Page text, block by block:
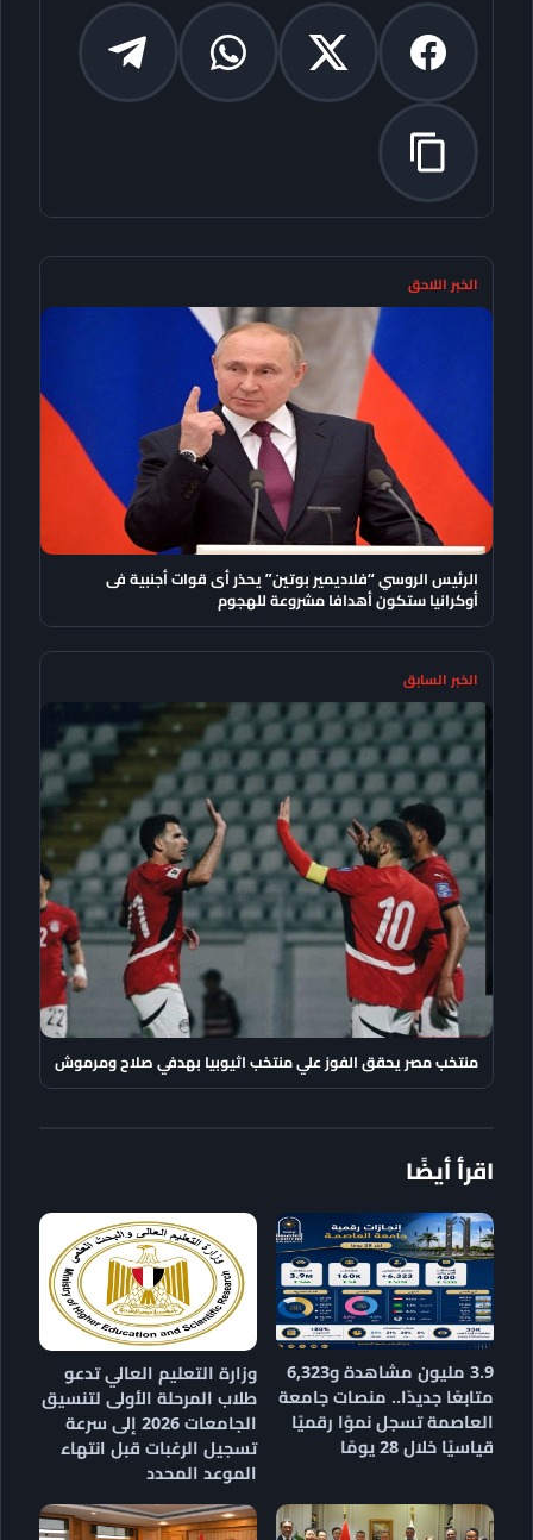
الخبر اللاحق
الرئيس الروسي “فلاديمير بوتين” يحذر أى قوات أجنبية فى
أوكرانيا ستكون أهدافا مشروعة للهجوم
الخبر السابق
منتخب مصر يحقق الفوز علي منتخب اثيوبيا بهدفي صلاح ومرموش
اقرأ أيضًا
3.9 مليون مشاهدة و6,323
متابعًا جديدًا.. منصات جامعة
العاصمة تسجل نموًا رقميًا
قياسيًا خلال 28 يومًا
وزارة التعليم العالي تدعو
طلاب المرحلة الأولى لتنسيق
الجامعات 2026 إلى سرعة
تسجيل الرغبات قبل انتهاء
الموعد المحدد